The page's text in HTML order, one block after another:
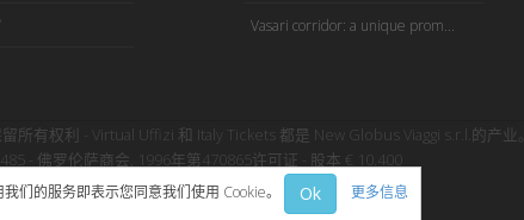
Vasari corridor: a unique prom...
所有权利 - Virtual Uffizi 和 Italy Tickets 都是 New Globus Viaggi s.r.l.的产业。
- 佛罗伦萨商会, 1996年第470865许可证 - 股本 € 10.400
接受Virtual Uffizi”条款与细则 -隐私政策
们的服务即表示您同意我们使用 Cookie。 Ok 更多信息